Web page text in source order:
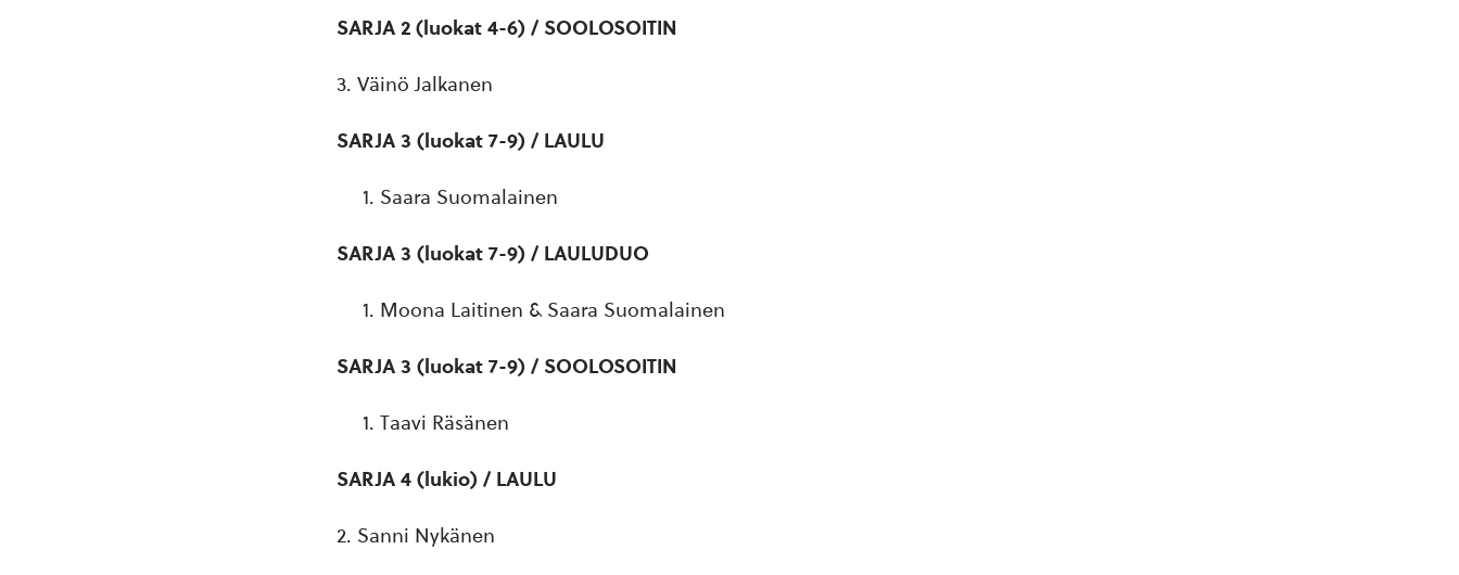
SARJA 2 (luokat 4-6) / SOOLOSOITIN
3. Väinö Jalkanen
SARJA 3 (luokat 7-9) / LAULU
Saara Suomalainen
SARJA 3 (luokat 7-9) / LAULUDUO
Moona Laitinen & Saara Suomalainen
SARJA 3 (luokat 7-9) / SOOLOSOITIN
Taavi Räsänen
SARJA 4 (lukio) / LAULU
2. Sanni Nykänen